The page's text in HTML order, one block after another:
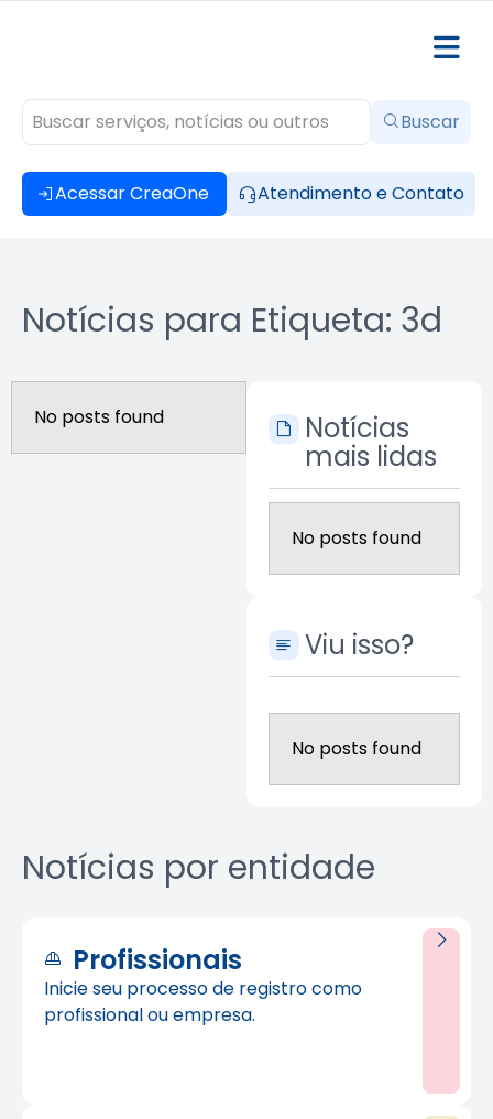
Acessar CreaOne Atendimento e Contato
Buscar
Notícias para Etiqueta: 3d
No posts found Notícias
mais lidas
No posts found
Viu isso?
No posts found
Notícias por entidade
Profissionais
Inicie seu processo de registro como
profissional ou empresa.